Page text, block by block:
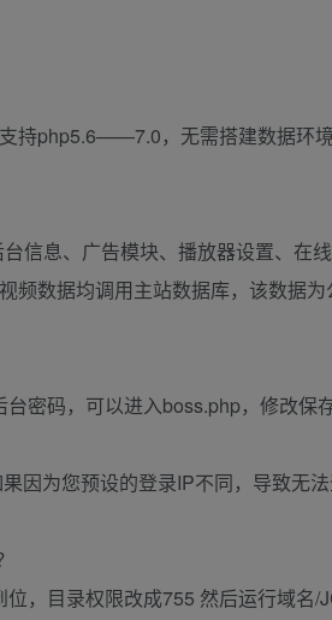
持php5.6——7.0，无需搭建数据环
信息、广告模块、播放器设置、在
频数据均调用主站数据库，该数据
密码，可以进入boss.php，修改保
因为您预设的登录IP不同，导致无
，目录权限改成755 然后运行域名/